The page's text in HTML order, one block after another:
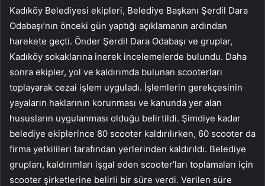
Kadıköy Belediyesi ekipleri, Belediye Başkanı Şerdil Dara
Odabaşı’nın önceki gün yaptığı açıklamanın ardından
harekete geçti. Önder Şerdil Dara Odabaşı ve gruplar,
Kadıköy sokaklarına inerek incelemelerde bulundu. Daha
sonra ekipler, yol ve kaldırımda bulunan scooterları
toplayarak cezai işlem uyguladı. İşlemlerin gerekçesinin
yayaların haklarının korunması ve kanunda yer alan
hususların uygulanması olduğu belirtildi. Şimdiye kadar
belediye ekiplerince 80 scooter kaldırılırken, 60 scooter da
firma yetkilileri tarafından yerlerinden kaldırıldı. Belediye
grupları, kaldırımları işgal eden scooter’ları toplamaları için
scooter şirketlerine belirli bir süre verdi. Verilen süre